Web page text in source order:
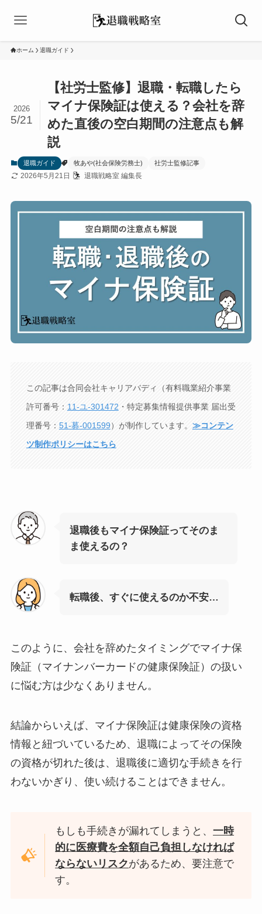
ホーム 退職ガイド
【社労士監修】退職・転職したら
マイナ保険証は使える？会社を辞
めた直後の空白期間の注意点も解
説
2026
5/21
退職ガイド 牧あや(社会保険労務士) 社労士監修記事
2026年5月21日 退職戦略室 編集長
この記事は合同会社キャリアバディ（有料職業紹介事業
許可番号： 11-ユ-301472 ・特定募集情報提供事業 届出受
理番号： 51-募-001599）が制作しています。 ≫コンテン
ツ制作ポリシーはこちら
退職後もマイナ保険証ってそのま
ま使えるの？
転職後、すぐに使えるのか不安…
このように、会社を辞めたタイミングでマイナ保
険証（マイナンバーカードの健康保険証）の扱い
に悩む方は少なくありません。
結論からいえば、マイナ保険証は健康保険の資格
情報と紐づいているため、退職によってその保険
の資格が切れた後は、退職後に適切な手続きを行
わないかぎり、使い続けることはできません。
もしも手続きが漏れてしまうと、一時
的に医療費を全額自己負担しなければ
ならないリスクがあるため、要注意で
す。